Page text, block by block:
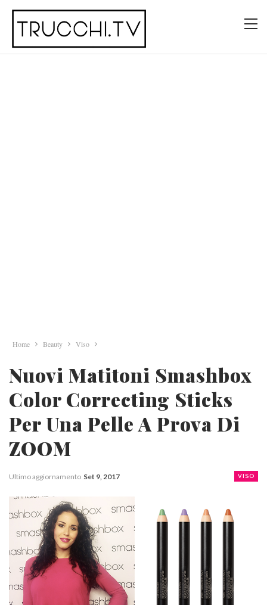
Home Beauty Viso
Nuovi Matitoni Smashbox
Color Correcting Sticks
Per Una Pelle A Prova Di
ZOOM
VISO
Ultimo aggiornamento Set 9, 2017